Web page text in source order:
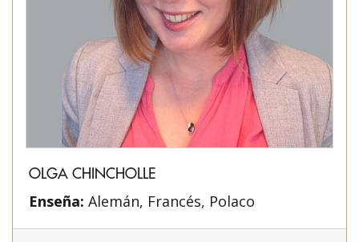
OLGA CHINCHOLLE
Enseña: Alemán, Francés, Polaco